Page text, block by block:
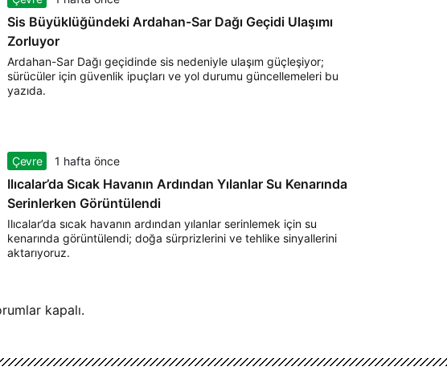
Sis Büyüklüğündeki Ardahan-Sar Dağı Geçidi Ulaşımı
Zorluyor
Ardahan-Sar Dağı geçidinde sis nedeniyle ulaşım güçleşiyor;
sürücüler için güvenlik ipuçları ve yol durumu güncellemeleri bu
yazıda.
Çevre 1 hafta önce
Ilıcalar’da Sıcak Havanın Ardından Yılanlar Su Kenarında
Serinlerken Görüntülendi
Ilıcalar’da sıcak havanın ardından yılanlar serinlemek için su
kenarında görüntülendi; doğa sürprizlerini ve tehlike sinyallerini
aktarıyoruz.
kapalı.